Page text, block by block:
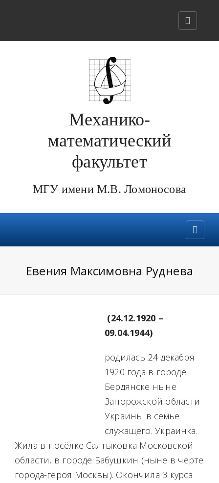
Механико-
математический
факультет
МГУ имени М.В. Ломоносова
Евения Максимовна Руднева
(24.12.1920 –
09.04.1944)
родилась 24 декабря
1920 года в городе
Бердянске ныне
Запорожской области
Украины в семье
служащего. Украинка.
Жила в посёлке Салтыковка Московской
области, в городе Бабушкин (ныне в черте
города-героя Москвы). Окончила 3 курса